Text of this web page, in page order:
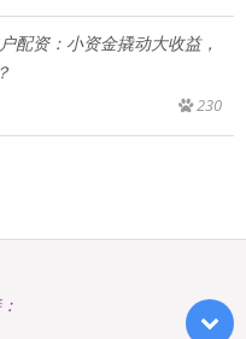
配资：小资金撬动大收益，
230